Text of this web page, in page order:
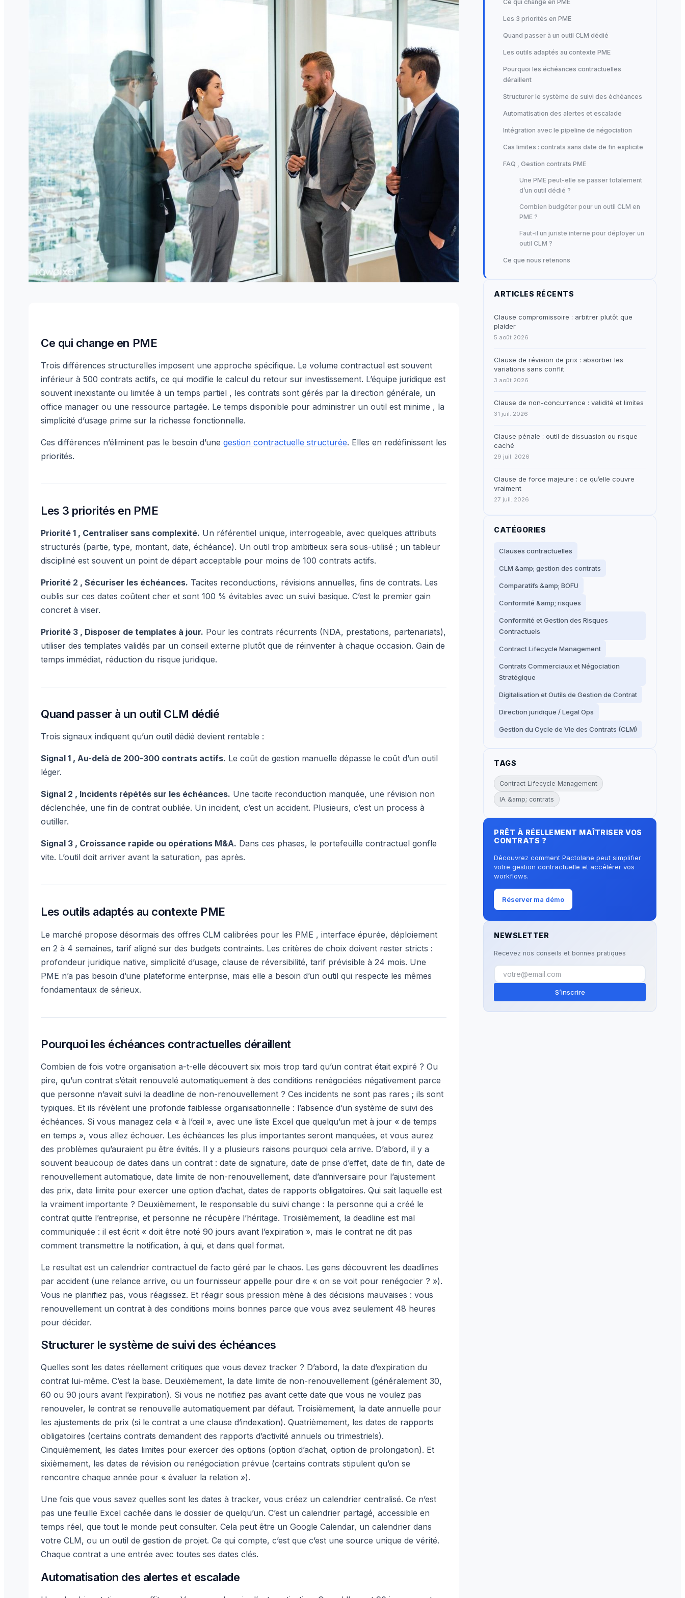
Ce qui change en PME
Trois différences structurelles imposent une approche spécifique. Le volume contractuel est souvent
inférieur à 500 contrats actifs, ce qui modifie le calcul du retour sur investissement. L’équipe juridique est
souvent inexistante ou limitée à un temps partiel , les contrats sont gérés par la direction générale, un
office manager ou une ressource partagée. Le temps disponible pour administrer un outil est minime , la
simplicité d’usage prime sur la richesse fonctionnelle.
Ces différences n’éliminent pas le besoin d’une gestion contractuelle structurée. Elles en redéfinissent les
priorités.
Les 3 priorités en PME
Priorité 1 , Centraliser sans complexité. Un référentiel unique, interrogeable, avec quelques attributs
structurés (partie, type, montant, date, échéance). Un outil trop ambitieux sera sous-utilisé ; un tableur
discipliné est souvent un point de départ acceptable pour moins de 100 contrats actifs.
Priorité 2 , Sécuriser les échéances. Tacites reconductions, révisions annuelles, fins de contrats. Les
oublis sur ces dates coûtent cher et sont 100 % évitables avec un suivi basique. C’est le premier gain
concret à viser.
Priorité 3 , Disposer de templates à jour. Pour les contrats récurrents (NDA, prestations, partenariats),
utiliser des templates validés par un conseil externe plutôt que de réinventer à chaque occasion. Gain de
temps immédiat, réduction du risque juridique.
Quand passer à un outil CLM dédié
Trois signaux indiquent qu’un outil dédié devient rentable :
Signal 1 , Au-delà de 200-300 contrats actifs. Le coût de gestion manuelle dépasse le coût d’un outil
léger.
Signal 2 , Incidents répétés sur les échéances. Une tacite reconduction manquée, une révision non
déclenchée, une fin de contrat oubliée. Un incident, c’est un accident. Plusieurs, c’est un process à
outiller.
Signal 3 , Croissance rapide ou opérations M&A. Dans ces phases, le portefeuille contractuel gonfle
vite. L’outil doit arriver avant la saturation, pas après.
Les outils adaptés au contexte PME
Le marché propose désormais des offres CLM calibrées pour les PME , interface épurée, déploiement
en 2 à 4 semaines, tarif aligné sur des budgets contraints. Les critères de choix doivent rester stricts :
profondeur juridique native, simplicité d’usage, clause de réversibilité, tarif prévisible à 24 mois. Une
PME n’a pas besoin d’une plateforme enterprise, mais elle a besoin d’un outil qui respecte les mêmes
fondamentaux de sérieux.
Pourquoi les échéances contractuelles déraillent
Combien de fois votre organisation a-t-elle découvert six mois trop tard qu’un contrat était expiré ? Ou
pire, qu’un contrat s’était renouvelé automatiquement à des conditions renégociées négativement parce
que personne n’avait suivi la deadline de non-renouvellement ? Ces incidents ne sont pas rares ; ils sont
typiques. Et ils révèlent une profonde faiblesse organisationnelle : l’absence d’un système de suivi des
échéances. Si vous managez cela « à l’œil », avec une liste Excel que quelqu’un met à jour « de temps
en temps », vous allez échouer. Les échéances les plus importantes seront manquées, et vous aurez
des problèmes qu’auraient pu être évités. Il y a plusieurs raisons pourquoi cela arrive. D’abord, il y a
souvent beaucoup de dates dans un contrat : date de signature, date de prise d’effet, date de fin, date de
renouvellement automatique, date limite de non-renouvellement, date d’anniversaire pour l’ajustement
des prix, date limite pour exercer une option d’achat, dates de rapports obligatoires. Qui sait laquelle est
la vraiment importante ? Deuxièmement, le responsable du suivi change : la personne qui a créé le
contrat quitte l’entreprise, et personne ne récupère l’héritage. Troisièmement, la deadline est mal
communiquée : il est écrit « doit être noté 90 jours avant l’expiration », mais le contrat ne dit pas
comment transmettre la notification, à qui, et dans quel format.
Le resultat est un calendrier contractuel de facto géré par le chaos. Les gens découvrent les deadlines
par accident (une relance arrive, ou un fournisseur appelle pour dire « on se voit pour renégocier ? »).
Vous ne planifiez pas, vous réagissez. Et réagir sous pression mène à des décisions mauvaises : vous
renouvellement un contrat à des conditions moins bonnes parce que vous avez seulement 48 heures
pour décider.
Structurer le système de suivi des échéances
Quelles sont les dates réellement critiques que vous devez tracker ? D’abord, la date d’expiration du
contrat lui-même. C’est la base. Deuxièmement, la date limite de non-renouvellement (généralement 30,
60 ou 90 jours avant l’expiration). Si vous ne notifiez pas avant cette date que vous ne voulez pas
renouveler, le contrat se renouvelle automatiquement par défaut. Troisièmement, la date annuelle pour
les ajustements de prix (si le contrat a une clause d’indexation). Quatrièmement, les dates de rapports
obligatoires (certains contrats demandent des rapports d’activité annuels ou trimestriels).
Cinquièmement, les dates limites pour exercer des options (option d’achat, option de prolongation). Et
sixièmement, les dates de révision ou renégociation prévue (certains contrats stipulent qu’on se
rencontre chaque année pour « évaluer la relation »).
Une fois que vous savez quelles sont les dates à tracker, vous créez un calendrier centralisé. Ce n’est
pas une feuille Excel cachée dans le dossier de quelqu’un. C’est un calendrier partagé, accessible en
temps réel, que tout le monde peut consulter. Cela peut être un Google Calendar, un calendrier dans
votre CLM, ou un outil de gestion de projet. Ce qui compte, c’est que c’est une source unique de vérité.
Chaque contrat a une entrée avec toutes ses dates clés.
Automatisation des alertes et escalade
Ce qui change en PME
Les 3 priorités en PME
Quand passer à un outil CLM dédié
Les outils adaptés au contexte PME
Pourquoi les échéances contractuelles
déraillent
Structurer le système de suivi des échéances
Automatisation des alertes et escalade
Intégration avec le pipeline de négociation
Cas limites : contrats sans date de fin explicite
FAQ , Gestion contrats PME
Une PME peut-elle se passer totalement
d’un outil dédié ?
Combien budgéter pour un outil CLM en
PME ?
Faut-il un juriste interne pour déployer un
outil CLM ?
Ce que nous retenons
ARTICLES RÉCENTS
Clause compromissoire : arbitrer plutôt que
plaider
5 août 2026
Clause de révision de prix : absorber les
variations sans conflit
3 août 2026
Clause de non-concurrence : validité et limites
31 juil. 2026
Clause pénale : outil de dissuasion ou risque
caché
29 juil. 2026
Clause de force majeure : ce qu’elle couvre
vraiment
27 juil. 2026
CATÉGORIES
Clauses contractuelles
CLM &amp; gestion des contrats
Comparatifs &amp; BOFU
Conformité &amp; risques
Conformité et Gestion des Risques
Contractuels
Contract Lifecycle Management
Contrats Commerciaux et Négociation
Stratégique
Digitalisation et Outils de Gestion de Contrat
Direction juridique / Legal Ops
Gestion du Cycle de Vie des Contrats (CLM)
TAGS
Contract Lifecycle Management
IA &amp; contrats
PRÊT À RÉELLEMENT MAÎTRISER VOS
CONTRATS ?
Découvrez comment Pactolane peut simplifier
votre gestion contractuelle et accélérer vos
workflows.
Réserver ma démo
NEWSLETTER
Recevez nos conseils et bonnes pratiques
S’inscrire